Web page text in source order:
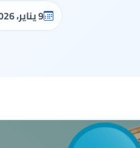
9 يناير، 2026